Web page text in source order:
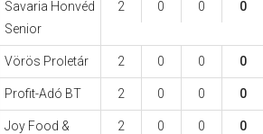
Savaria Honvéd
Senior
2 0 0 0
Vörös Proletár 2 0 0 0
Profit-Adó BT 2 0 0 0
Joy Food &
2 0 0 0